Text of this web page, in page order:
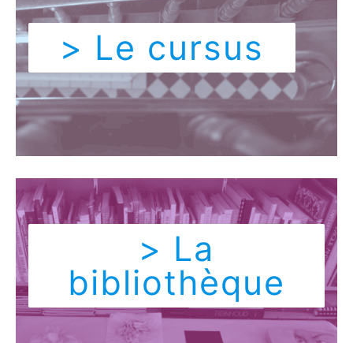
> Le cursus
> La
bibliothèque